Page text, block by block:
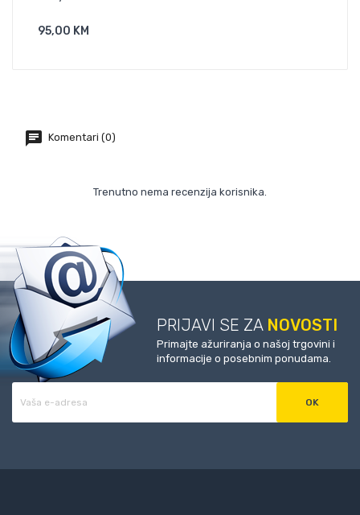
95,00 KMDodaj U Košaricu
Komentari (0)
Trenutno nema recenzija korisnika.
PRIJAVI SE ZA NOVOSTI
Primajte ažuriranja o našoj trgovini i
informacije o posebnim ponudama.